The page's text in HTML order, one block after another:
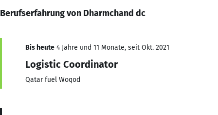
Berufserfahrung von Dharmchand dc
Bis heute 4 Jahre und 11 Monate, seit Okt. 2021
Logistic Coordinator
Qatar fuel Woqod